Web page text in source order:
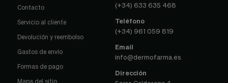
Contacto
Servicio al cliente
Devolución y reembolso
Gastos de envío
Formas de pago
Mapa del sitio
(+34) 633 635 468
Teléfono
(+34) 961 059 819
Email
info@dermofarma.es
Dirección